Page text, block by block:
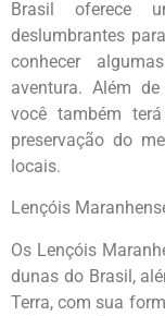
Brasil oferece
deslumbrantes
conhecer
aventura. Além
você também
preservação do
locais.
Lençóis
Os Lençóis
dunas do Brasil,
Terra, com sua